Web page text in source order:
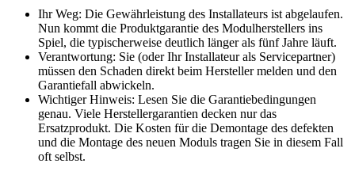
Ihr Weg: Die Gewährleistung des Installateurs ist abgelaufen.
Nun kommt die Produktgarantie des Modulherstellers ins
Spiel, die typischerweise deutlich länger als fünf Jahre läuft.
Verantwortung: Sie (oder Ihr Installateur als Servicepartner)
müssen den Schaden direkt beim Hersteller melden und den
Garantiefall abwickeln.
Wichtiger Hinweis: Lesen Sie die Garantiebedingungen
genau. Viele Herstellergarantien decken nur das
Ersatzprodukt. Die Kosten für die Demontage des defekten
und die Montage des neuen Moduls tragen Sie in diesem Fall
oft selbst.